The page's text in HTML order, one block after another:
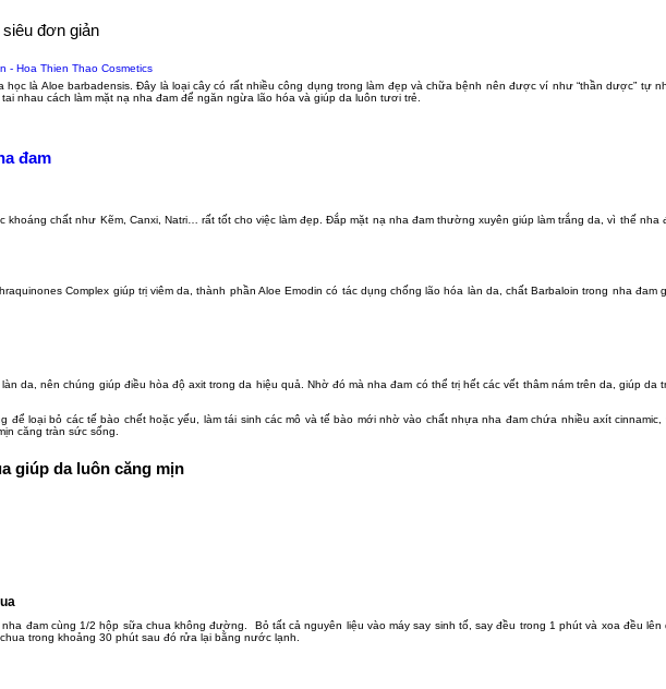
đơn giản
là Aloe barbadensis. Đây là loại cây có rất nhiều công dụng trong làm đẹp và chữa bệnh nên được ví như “thần dược” tự
nhau cách làm mặt nạ nha đam để ngăn ngừa lão hóa và giúp da luôn tươi trẻ.
đam
khoáng chất như Kẽm, Canxi, Natri… rất tốt cho việc làm đẹp. Đắp mặt nạ nha đam thường xuyên giúp làm trắng da, vì thế nha
Complex giúp trị viêm da, thành phần Aloe Emodin có tác dụng chống lão hóa làn da, chất Barbaloin trong nha đam
da, nên chúng giúp điều hòa độ axit trong da hiệu quả. Nhờ đó mà nha đam có thể trị hết các vết thâm nám trên da, giúp da
để loại bỏ các tế bào chết hoặc yếu, làm tái sinh các mô và tế bào mới nhờ vào chất nhựa nha đam chứa nhiều axít cinnamic,
căng tràn sức sống.
giúp da luôn căng mịn
đam cùng 1/2 hộp sữa chua không đường. Bỏ tất cả nguyên liệu vào máy say sinh tố, say đều trong 1 phút và xoa đều lên
trong khoảng 30 phút sau đó rửa lại bằng nước lạnh.